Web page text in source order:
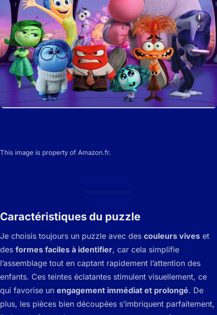
This image is property of Amazon.fr.
Caractéristiques du puzzle
Je choisis toujours un puzzle avec des couleurs vives et
des formes faciles à identifier, car cela simplifie
l’assemblage tout en captant rapidement l’attention des
enfants. Ces teintes éclatantes stimulent visuellement, ce
qui favorise un engagement immédiat et prolongé. De
plus, les pièces bien découpées s’imbriquent parfaitement,